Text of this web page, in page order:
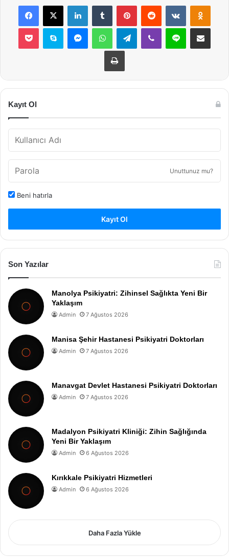
Facebook
X LinkedInTumblr PinterestReddit VKontakte
Pocket Skype MessengerWhatsAppTelegramViber Line E-Posta ile
Yazdır
Kayıt Ol
Unuttunuz mu?
Beni hatırla
Kayıt Ol
Son Yazılar
Manolya Psikiyatri: Zihinsel Sağlıkta Yeni Bir
Yaklaşım
Admin 7 Ağustos 2026
Manisa Şehir Hastanesi Psikiyatri Doktorları
Admin 7 Ağustos 2026
Manavgat Devlet Hastanesi Psikiyatri Doktorları
Admin 7 Ağustos 2026
Madalyon Psikiyatri Kliniği: Zihin Sağlığında
Yeni Bir Yaklaşım
Admin 6 Ağustos 2026
Kırıkkale Psikiyatri Hizmetleri
Admin 6 Ağustos 2026
Daha Fazla Yükle